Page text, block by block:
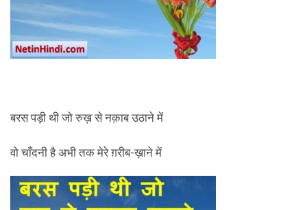
बरस पड़ी थी जो रुख़ से नक़ाब उठाने में
वो चाँदनी है अभी तक मेरे ग़रीब-ख़ाने में